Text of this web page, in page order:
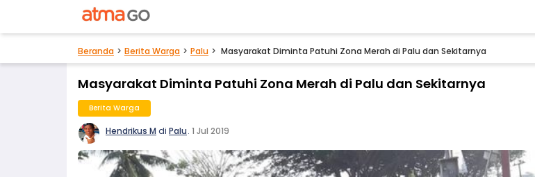
Beranda Berita Warga Palu Masyarakat Diminta Patuhi Zona Merah di Palu dan Sekitarnya
Masyarakat Diminta Patuhi Zona Merah di Palu dan Sekitarnya
Berita Warga
Hendrikus M di Palu. 1 Jul 2019